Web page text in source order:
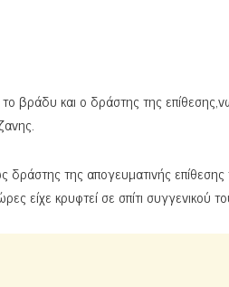
βράδυ και ο δράστης της
της απογευματινής επίθεσης
είχε κρυφτεί σε σπίτι συγγενικού